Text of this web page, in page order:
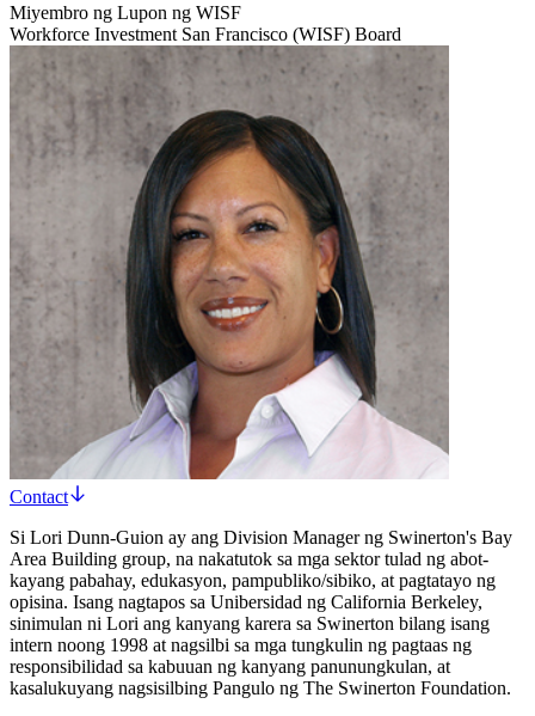
Miyembro ng Lupon ng WISF
Workforce Investment San Francisco (WISF) Board
Contact
Si Lori Dunn-Guion ay ang Division Manager ng Swinerton's Bay
Area Building group, na nakatutok sa mga sektor tulad ng abot-
kayang pabahay, edukasyon, pampubliko/sibiko, at pagtatayo ng
opisina. Isang nagtapos sa Unibersidad ng California Berkeley,
sinimulan ni Lori ang kanyang karera sa Swinerton bilang isang
intern noong 1998 at nagsilbi sa mga tungkulin ng pagtaas ng
responsibilidad sa kabuuan ng kanyang panunungkulan, at
kasalukuyang nagsisilbing Pangulo ng The Swinerton Foundation.